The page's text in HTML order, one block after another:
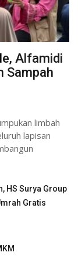
Alfamidi
Sampah
limbah
lapisan
HS Surya Group
Gratis